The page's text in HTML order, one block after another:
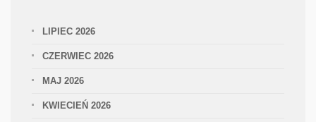
LIPIEC 2026
CZERWIEC 2026
MAJ 2026
KWIECIEŃ 2026